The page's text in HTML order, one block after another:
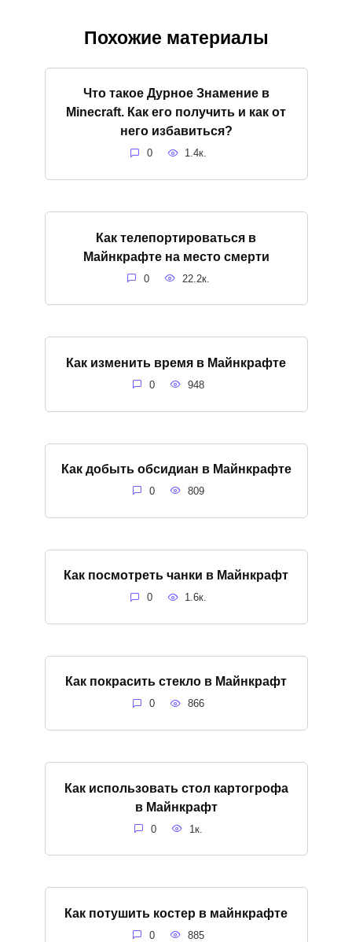
Похожие материалы
Что такое Дурное Знамение в
Minecraft. Как его получить и как от
него избавиться?
0 1.4к.
Как телепортироваться в
Майнкрафте на место смерти
0 22.2к.
Как изменить время в Майнкрафте
0 948
Как добыть обсидиан в Майнкрафте
0 809
Как посмотреть чанки в Майнкрафт
0 1.6к.
Как покрасить стекло в Майнкрафт
0 866
Как использовать стол картогрофа
в Майнкрафт
0 1к.
Как потушить костер в майнкрафте
0 885